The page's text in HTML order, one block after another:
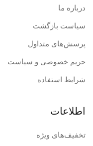
درباره ما
سیاست بازگشت
پرسش‌های متداول
حریم خصوصی و سیاست
شرایط استفاده
اطلاعات
تخفیف‌های ویژه